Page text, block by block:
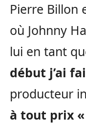
Pierre Billon
où Johnny
lui en tant
début j’ai
producteur
à tout prix «